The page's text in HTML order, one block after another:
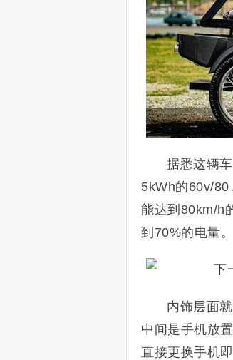
据悉这辆
5kWh的60v/80
能达到80km/h
到70%的电量。
内饰层面
中间是手机放
直接更换手机